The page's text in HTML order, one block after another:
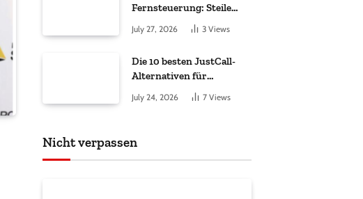
Fernsteuerung: Steile
Hänge sicher gemäht
July 27, 2026 3 Views
Die 10 besten JustCall-
Alternativen für
Vertriebsteams 2026
July 24, 2026 7 Views
Nicht verpassen